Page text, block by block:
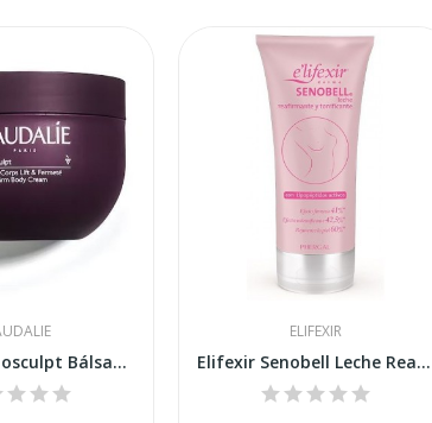
Caudalie Vinosculpt Bálsamo Corporal Lifting y...
ELIFEXIR
Elifexir Senobell Leche Reafirmante y...